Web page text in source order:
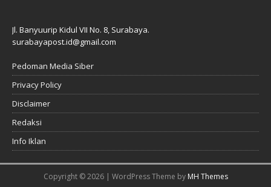
Jl. Banyuurip Kidul VII No. 8, Surabaya.
surabayapost.id@gmail.com
Pedoman Media Siber
Privacy Policy
Disclaimer
Redaksi
Info Iklan
Copyright © 2026 | WordPress Theme by MH Themes